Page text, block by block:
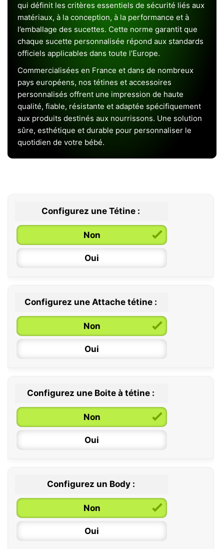
qui définit les critères essentiels de sécurité liés aux
matériaux, à la conception, à la performance et à
l’emballage des sucettes. Cette norme garantit que
chaque sucette personnalisée répond aux standards
officiels applicables dans toute l’Europe.
Commercialisées en France et dans de nombreux
pays européens, nos tétines et accessoires
personnalisés offrent une impression de haute
qualité, fiable, résistante et adaptée spécifiquement
aux produits destinés aux nourrissons. Une solution
sûre, esthétique et durable pour personnaliser le
quotidien de votre bébé.
Configurez une Tétine :
Non
Oui
0 / 6 mois
6 / 36 mois
Configurez une Attache tétine :
Non
Oui
Configurez une Boite à tétine :
Non
Oui
Configurez un Body :
Non
Oui